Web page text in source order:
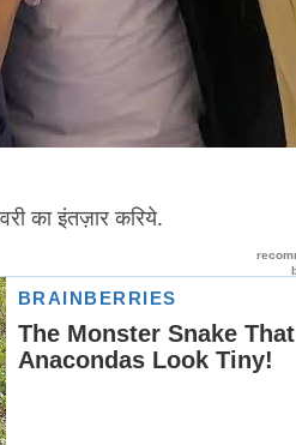
का इंतज़ार करिये.